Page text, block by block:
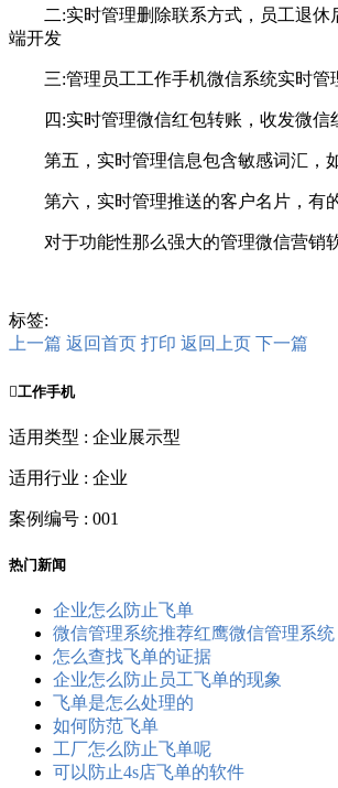
二:实时管理删除联系方式，员工退休
端开发
三:管理员工工作手机微信系统实时管理
四:实时管理微信红包转账，收发微信
第五，实时管理信息包含敏感词汇，如
第六，实时管理推送的客户名片，有的
对于功能性那么强大的管理微信营销软
标签:
上一篇 返回首页 打印 返回上页 下一篇
工作手机
适用类型 : 企业展示型
适用行业 : 企业
案例编号 : 001
热门新闻
企业怎么防止飞单
微信管理系统推荐红鹰微信管理系
怎么查找飞单的证据
企业怎么防止员工飞单的现象
飞单是怎么处理的
如何防范飞单
工厂怎么防止飞单呢
可以防止4s店飞单的软件